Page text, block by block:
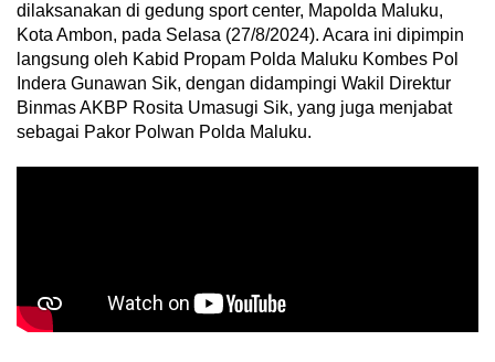
dilaksanakan di gedung sport center, Mapolda Maluku,
Kota Ambon, pada Selasa (27/8/2024). Acara ini dipimpin
langsung oleh Kabid Propam Polda Maluku Kombes Pol
Indera Gunawan Sik, dengan didampingi Wakil Direktur
Binmas AKBP Rosita Umasugi Sik, yang juga menjabat
sebagai Pakor Polwan Polda Maluku.